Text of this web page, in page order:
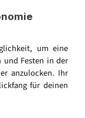
um eine
und Festen in der
anzulocken. Ihr
für deinen